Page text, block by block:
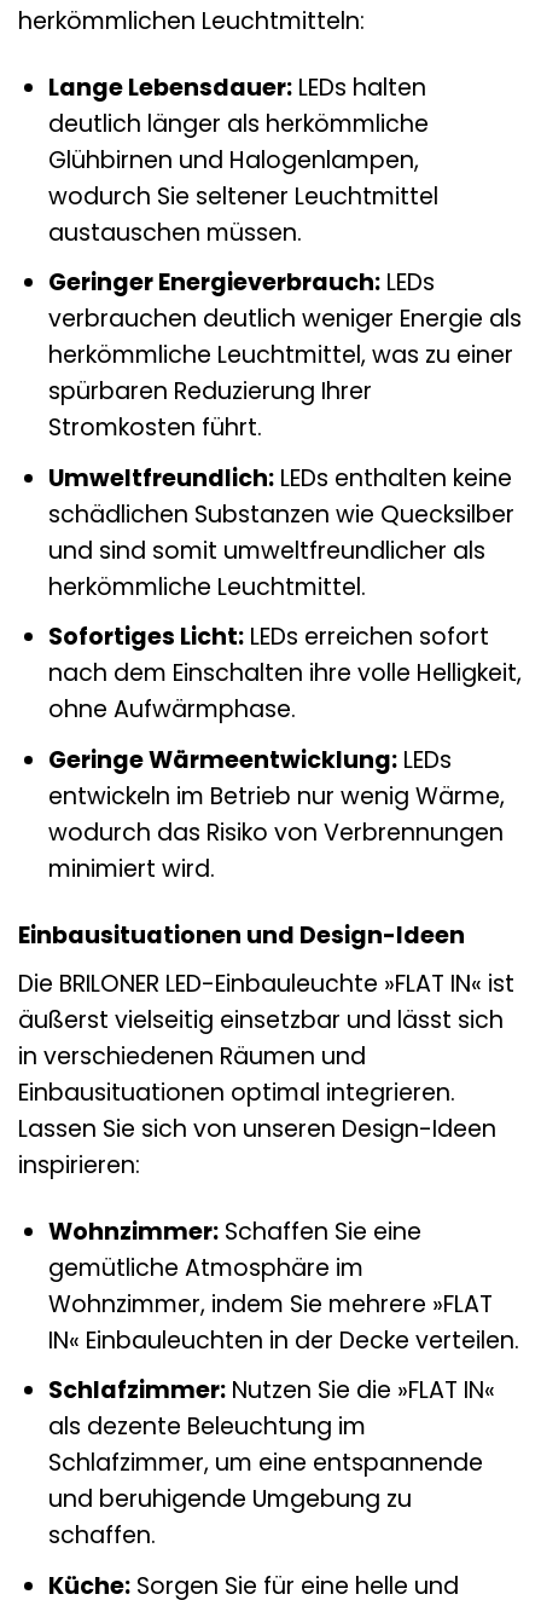
herkömmlichen Leuchtmitteln:
Lange Lebensdauer:LEDs halten
deutlich länger als herkömmliche
Glühbirnen und Halogenlampen,
wodurch Sie seltener Leuchtmittel
austauschen müssen.
Geringer Energieverbrauch:LEDs
verbrauchen deutlich weniger Energie als
herkömmliche Leuchtmittel, was zu einer
spürbaren Reduzierung Ihrer
Stromkosten führt.
Umweltfreundlich:LEDs enthalten keine
schädlichen Substanzen wie Quecksilber
und sind somit umweltfreundlicher als
herkömmliche Leuchtmittel.
Sofortiges Licht:LEDs erreichen sofort
nach dem Einschalten ihre volle Helligkeit,
ohne Aufwärmphase.
Geringe Wärmeentwicklung:LEDs
entwickeln im Betrieb nur wenig Wärme,
wodurch das Risiko von Verbrennungen
minimiert wird.
Einbausituationen und Design-Ideen
Die BRILONER LED-Einbauleuchte »FLAT IN« ist
äußerst vielseitig einsetzbar und lässt sich
in verschiedenen Räumen und
Einbausituationen optimal integrieren.
Lassen Sie sich von unseren Design-Ideen
inspirieren:
Wohnzimmer:Schaffen Sie eine
gemütliche Atmosphäre im
Wohnzimmer, indem Sie mehrere »FLAT
IN« Einbauleuchten in der Decke verteilen.
Schlafzimmer:Nutzen Sie die »FLAT IN«
als dezente Beleuchtung im
Schlafzimmer, um eine entspannende
und beruhigende Umgebung zu
schaffen.
Küche:Sorgen Sie für eine helle und